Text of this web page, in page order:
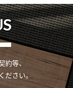
等、
ださい。